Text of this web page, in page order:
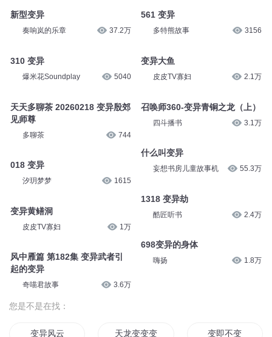
新型变异
奏响岚的乐章 37.2万
310 变异
爆米花Soundplay 5040
天天多聊茶 20260218 变异殷郊
见师尊
多聊茶 744
018 变异
汐玥梦梦 1615
变异黄鳝洞
皮皮TV寡妇 1万
风中雁篇 第182集 变异武者引
起的变异
奇喵君故事 3.6万
561 变异
多特熊故事 3156
变异大鱼
皮皮TV寡妇 2.1万
召唤师360-变异青铜之龙（上）
四斗播书 3.1万
什么叫变异
妄想书房儿童故事机 55.3万
1318 变异劫
酷匠听书 2.4万
698变异的身体
嗨扬 1.8万
您是不是在找：
变异风云 天龙变变变 变即不变